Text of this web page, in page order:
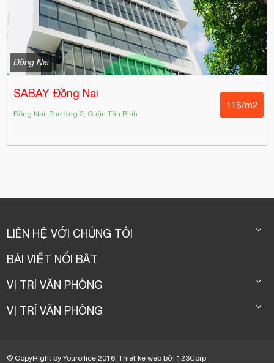
Đồng Nai
SABAY Đồng Nai
Đồng Nai, Phường 2, Quận Tân Bình
11$/m2
LIÊN HỆ VỚI CHÚNG TÔI
BÀI VIẾT NỔI BẬT
VỊ TRÍ VĂN PHÒNG
VỊ TRÍ VĂN PHÒNG
© CopyRight by Youroffice 2016.Thiet ke web bởi123Corp